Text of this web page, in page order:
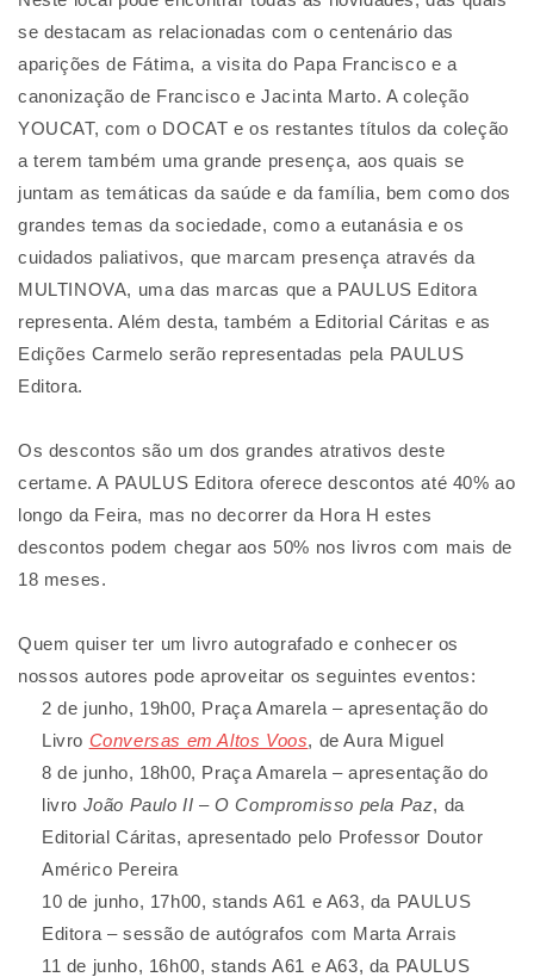
se destacam as relacionadas com o centenário das
aparições de Fátima, a visita do Papa Francisco e a
canonização de Francisco e Jacinta Marto. A coleção
YOUCAT, com o DOCAT e os restantes títulos da coleção
a terem também uma grande presença, aos quais se
juntam as temáticas da saúde e da família, bem como dos
grandes temas da sociedade, como a eutanásia e os
cuidados paliativos, que marcam presença através da
MULTINOVA, uma das marcas que a PAULUS Editora
representa. Além desta, também a Editorial Cáritas e as
Edições Carmelo serão representadas pela PAULUS
Editora.
Os descontos são um dos grandes atrativos deste
certame. A PAULUS Editora oferece descontos até 40% ao
longo da Feira, mas no decorrer da Hora H estes
descontos podem chegar aos 50% nos livros com mais de
18 meses.
Quem quiser ter um livro autografado e conhecer os
nossos autores pode aproveitar os seguintes eventos:
2 de junho, 19h00, Praça Amarela – apresentação do
Livro Conversas em Altos Voos, de Aura Miguel
8 de junho, 18h00, Praça Amarela – apresentação do
livro João Paulo II – O Compromisso pela Paz, da
Editorial Cáritas, apresentado pelo Professor Doutor
Américo Pereira
10 de junho, 17h00, stands A61 e A63, da PAULUS
Editora – sessão de autógrafos com Marta Arrais
11 de junho, 16h00, stands A61 e A63, da PAULUS